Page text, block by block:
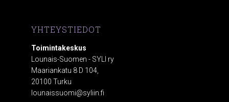
YHTEYSTIEDOT
Toimintakeskus
Lounais-Suomen - SYLI ry
Maariankatu 8 D 104,
20100 Turku
lounaissuomi@syliin.fi